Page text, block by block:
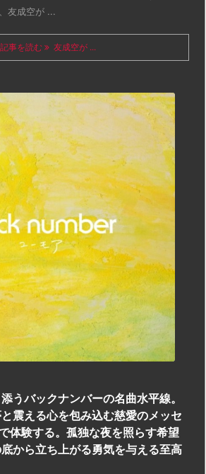
友成空が ...
記事を読む 友成空が ...
うバックナンバーの名曲水平線。
震える心を包み込む慈愛のメッセ
体験する。孤独な夜を照らす希望
から立ち上がる勇気を与える至高